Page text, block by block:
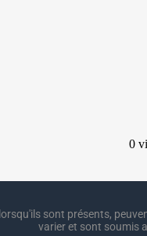
sont présents,
varier et sont soumis